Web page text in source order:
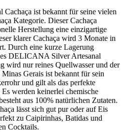
ist bekannt für seine vielen
Kategorie. Dieser Cachaça
Herstellung eine einzigartige
klarer Cachaça wird 3 Monate in
Durch eine kurze Lagerung
DELICANA Silver Artesanal
wird nur reines Quellwasser und der
Gerais ist bekannt für sein
und gilt als das perfekte
werden keinerlei chemische
aus 100% natürlichen Zutaten.
lässt sich gut pur oder auf Eis
zu Caipirinhas, Batidas und
Cocktails.